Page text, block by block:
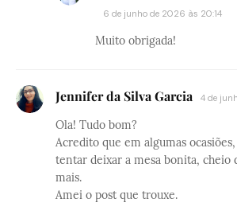
6 de junho de 2026 às 20:14
Muito obrigada!
Jennifer da Silva Garcia 4 de
Ola! Tudo bom?
Acredito que em algumas
tentar deixar a mesa bonita, cheio
mais.
Amei o post que trouxe.